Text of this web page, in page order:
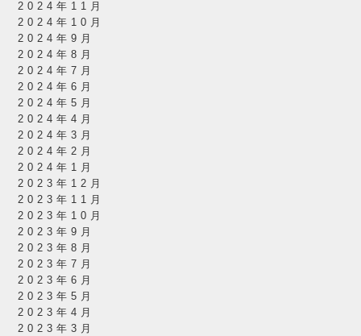
2024年11月
2024年10月
2024年9月
2024年8月
2024年7月
2024年6月
2024年5月
2024年4月
2024年3月
2024年2月
2024年1月
2023年12月
2023年11月
2023年10月
2023年9月
2023年8月
2023年7月
2023年6月
2023年5月
2023年4月
2023年3月